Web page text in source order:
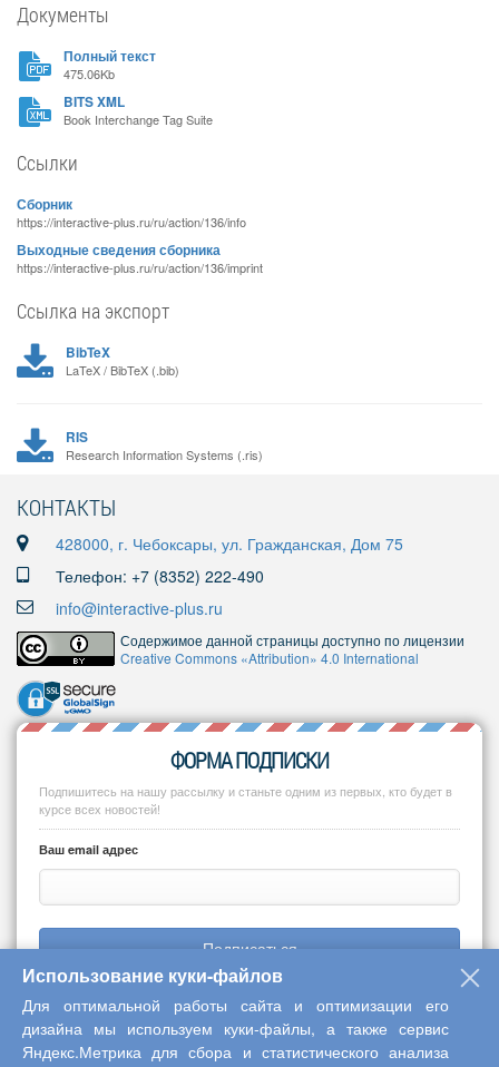
Документы
Полный текст
475.06Kb
BITS XML
Book Interchange Tag Suite
Ссылки
Сборник
https://interactive-plus.ru/ru/action/136/info
Выходные сведения сборника
https://interactive-plus.ru/ru/action/136/imprint
Ссылка на экспорт
BibTeX
LaTeX / BibTeX (.bib)
RIS
Research Information Systems (.ris)
КОНТАКТЫ
428000, г. Чебоксары, ул. Гражданская, Дом 75
Телефон: +7 (8352) 222-490
info@interactive-plus.ru
Содержимое данной страницы доступно по лицензии
Creative Commons «Attribution» 4.0 International
ФОРМА ПОДПИСКИ
Подпишитесь на нашу рассылку и станьте одним из первых, кто будет в
курсе всех новостей!
Ваш email адрес
Подписаться
Copyright © 2013-2026 Центр научного сотрудничества «Интерактив
Использование куки-файлов
Для оптимальной работы сайта и оптимизации его
дизайна мы используем куки-файлы, а также сервис
Яндекс.Метрика для сбора и статистического анализа